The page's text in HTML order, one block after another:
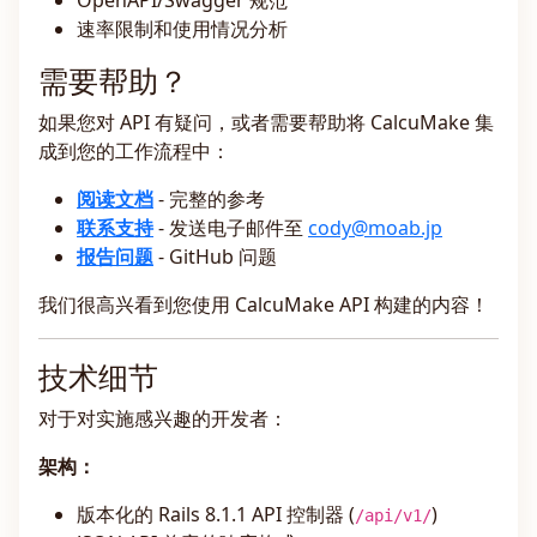
速率限制和使用情况分析
需要帮助？
如果您对 API 有疑问，或者需要帮助将 CalcuMake 集
成到您的工作流程中：
阅读文档- 完整的参考
联系支持- 发送电子邮件至 cody@moab.jp
报告问题- GitHub 问题
我们很高兴看到您使用 CalcuMake API 构建的内容！
技术细节
对于对实施感兴趣的开发者：
架构：
版本化的 Rails 8.1.1 API 控制器 (/api/v1/)